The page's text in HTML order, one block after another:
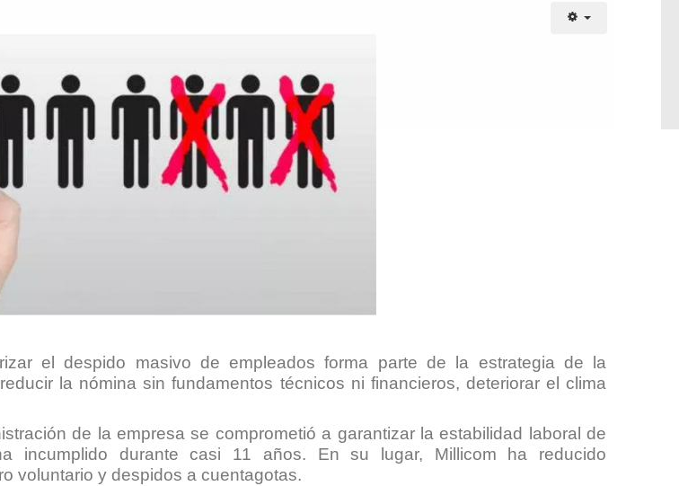
el despido masivo de empleados forma parte de la estrategia de la
la nómina sin fundamentos técnicos ni financieros, deteriorar el clima
de la empresa se comprometió a garantizar la estabilidad laboral de
incumplido durante casi 11 años. En su lugar, Millicom ha reducido
voluntario y despidos a cuentagotas.